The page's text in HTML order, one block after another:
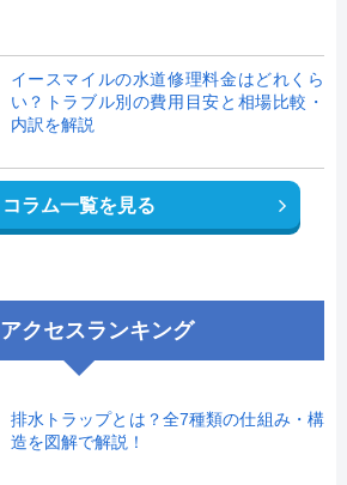
イースマイルの水道修理料金はどれくら
い？トラブル別の費用目安と相場比較・
内訳を解説
コラム一覧を見る
アクセスランキング
排水トラップとは？全7種類の仕組み・構
造を図解で解説！